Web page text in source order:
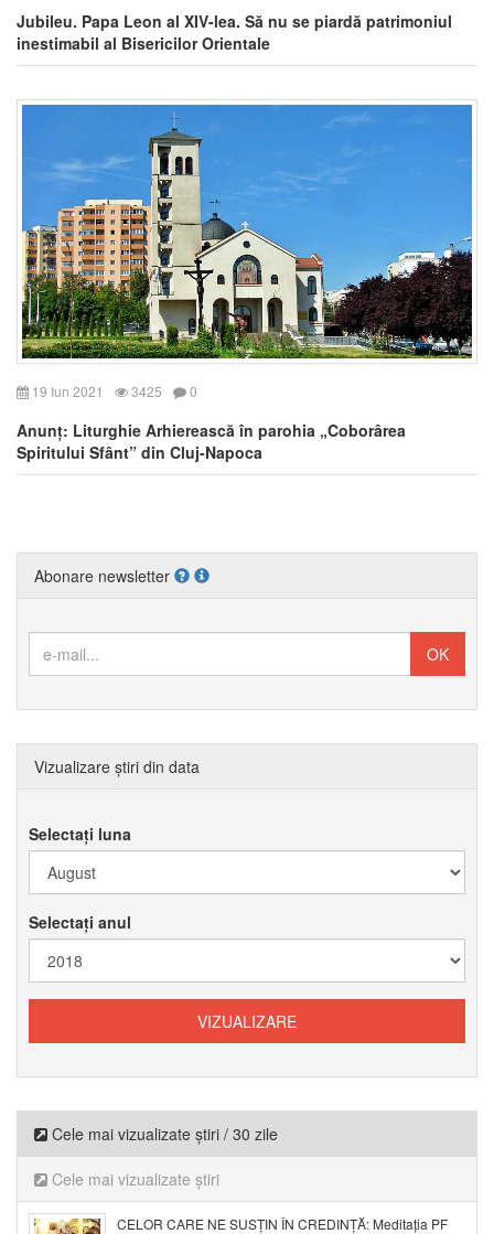
Jubileu. Papa Leon al XIV-lea. Să nu se piardă patrimoniul
inestimabil al Bisericilor Orientale
19 Iun 2021 3425 0
Anunț: Liturghie Arhierească în parohia „Coborârea
Spiritului Sfânt” din Cluj-Napoca
Abonare newsletter
Vizualizare știri din data
Selectați luna
Selectați anul
Cele mai vizualizate știri / 30 zile
Cele mai vizualizate știri
CELOR CARE NE SUSȚIN ÎN CREDINȚĂ: Meditația PF